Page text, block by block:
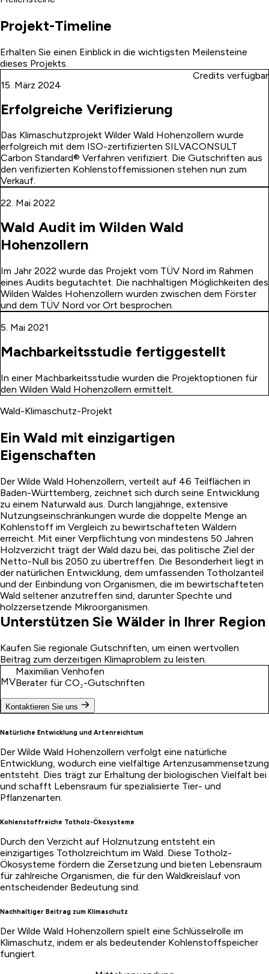
Projekt-Timeline
Erhalten Sie einen Einblick in die wichtigsten Meilensteine
dieses Projekts.
15. März 2024
Credits verfügbar
Erfolgreiche Verifizierung
Das Klimaschutzprojekt Wilder Wald Hohenzollern wurde
erfolgreich mit dem ISO-zertifizierten SILVACONSULT
Carbon Standard® Verfahren verifiziert. Die Gutschriften aus
den verifizierten Kohlenstoffemissionen stehen nun zum
Verkauf.
22. Mai 2022
Wald Audit im Wilden Wald
Hohenzollern
Im Jahr 2022 wurde das Projekt vom TÜV Nord im Rahmen
eines Audits begutachtet. Die nachhaltigen Möglichkeiten des
Wilden Waldes Hohenzollern wurden zwischen dem Förster
und dem TÜV Nord vor Ort besprochen.
5. Mai 2021
Machbarkeitsstudie fertiggestellt
In einer Machbarkeitsstudie wurden die Projektoptionen für
den Wilden Wald Hohenzollern ermittelt.
Wald-Klimaschutz-Projekt
Ein Wald mit einzigartigen
Eigenschaften
Der Wilde Wald Hohenzollern, verteilt auf 46 Teilflächen in
Baden-Württemberg, zeichnet sich durch seine Entwicklung
zu einem Naturwald aus. Durch langjährige, extensive
Nutzungseinschränkungen wurde die doppelte Menge an
Kohlenstoff im Vergleich zu bewirtschafteten Wäldern
erreicht. Mit einer Verpflichtung von mindestens 50 Jahren
Holzverzicht trägt der Wald dazu bei, das politische Ziel der
Netto-Null bis 2050 zu übertreffen. Die Besonderheit liegt in
der natürlichen Entwicklung, dem umfassenden Totholzanteil
und der Einbindung von Organismen, die im bewirtschafteten
Wald seltener anzutreffen sind, darunter Spechte und
holzzersetzende Mikroorganismen.
Unterstützen Sie Wälder in Ihrer Region
Kaufen Sie regionale Gutschriften, um einen wertvollen
Beitrag zum derzeitigen Klimaproblem zu leisten.
MV
Maximilian Venhofen
Berater für CO₂-Gutschriften
Kontaktieren Sie uns
Natürliche Entwicklung und Artenreichtum
Der Wilde Wald Hohenzollern verfolgt eine natürliche
Entwicklung, wodurch eine vielfältige Artenzusammensetzung
entsteht. Dies trägt zur Erhaltung der biologischen Vielfalt bei
und schafft Lebensraum für spezialisierte Tier- und
Pflanzenarten.
Kohlenstoffreiche Totholz-Ökosysteme
Durch den Verzicht auf Holznutzung entsteht ein
einzigartiges Totholzreichtum im Wald. Diese Totholz-
Ökosysteme fördern die Zersetzung und bieten Lebensraum
für zahlreiche Organismen, die für den Waldkreislauf von
entscheidender Bedeutung sind.
Nachhaltiger Beitrag zum Klimaschutz
Der Wilde Wald Hohenzollern spielt eine Schlüsselrolle im
Klimaschutz, indem er als bedeutender Kohlenstoffspeicher
fungiert.